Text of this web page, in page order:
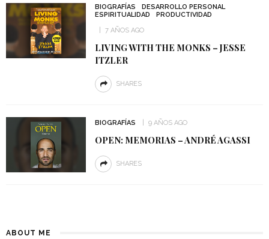
BIOGRAFÍAS
DESARROLLO PERSONAL
ESPIRITUALIDAD
PRODUCTIVIDAD
7 AÑOS AGO
LIVING WITH THE MONKS – JESSE
ITZLER
SHARES
BIOGRAFÍAS 9 AÑOS AGO
OPEN: MEMORIAS – ANDRÉ AGASSI
SHARES
ABOUT ME